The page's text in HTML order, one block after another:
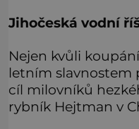
Jihočeská vodní
Nejen kvůli
letním slavnostem
cíl milovníků
rybník Hejtman v